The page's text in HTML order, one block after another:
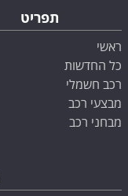
תפריט
ראשי
כל החדשות
רכב חשמלי
מבצעי רכב
מבחני רכב